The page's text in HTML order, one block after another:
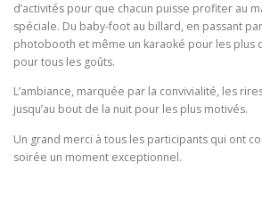
d’activités pour que chacun puisse profiter au
spéciale. Du baby-foot au billard, en passant
photobooth et même un karaoké pour les plus
pour tous les goûts.
L’ambiance, marquée par la convivialité, les
jusqu’au bout de la nuit pour les plus motivés.
Un grand merci à tous les participants qui ont
soirée un moment exceptionnel.